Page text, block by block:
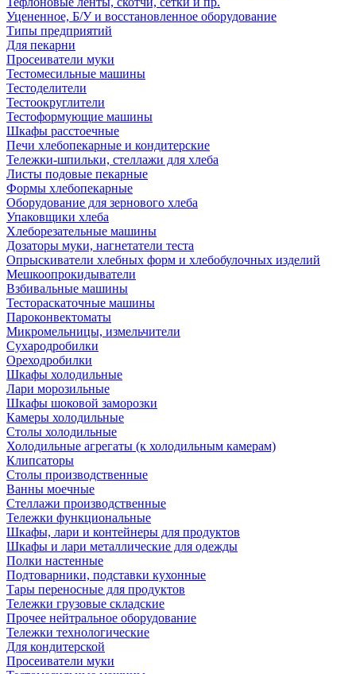
Уцененное, Б/У и восстановленное оборудование
Типы предприятий
Для пекарни
Просеиватели муки
Тестомесильные машины
Тестоделители
Тестоокруглители
Тестоформующие машины
Шкафы расстоечные
Печи хлебопекарные и кондитерские
Тележки-шпильки, стеллажи для хлеба
Листы подовые пекарные
Формы хлебопекарные
Оборудование для зернового хлеба
Упаковщики хлеба
Хлеборезательные машины
Дозаторы муки, нагнетатели теста
Опрыскиватели хлебных форм и хлебобулочных изделий
Мешкоопрокидыватели
Взбивальные машины
Тестораскаточные машины
Пароконвектоматы
Микромельницы, измельчители
Сухародробилки
Ореходробилки
Шкафы холодильные
Лари морозильные
Шкафы шоковой заморозки
Камеры холодильные
Столы холодильные
Холодильные агрегаты (к холодильным камерам)
Клипсаторы
Столы производственные
Ванны моечные
Стеллажи производственные
Тележки функциональные
Шкафы, лари и контейнеры для продуктов
Шкафы и лари металлические для одежды
Полки настенные
Подтоварники, подставки кухонные
Тары переносные для продуктов
Тележки грузовые складские
Прочее нейтральное оборудование
Тележки технологические
Для кондитерской
Просеиватели муки